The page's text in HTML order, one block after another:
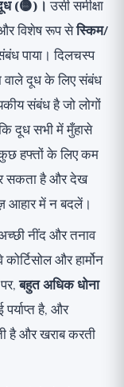
(🟡)। उसी समीक्षा
विशेष रूप सेस्किम/
पाया। दिलचस्प
वाले दूध के लिए संबंध
संबंध है जो लोगों
दूध सभी में मुँहासे
हफ्तों के लिए कम
सकता है और देख
आहार में न बदलें।
नींद और तनाव
और हार्मोन
बहुत अधिक धोना
पर्याप्त है, और
है और खराब करती